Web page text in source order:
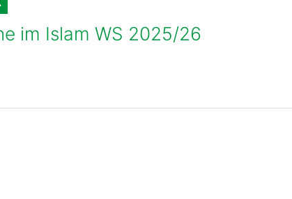
courses
im Islam WS 2025/26